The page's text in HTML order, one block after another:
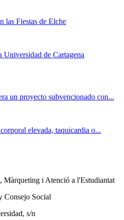
las Fiestas de Elche
de Cartagena
un proyecto subvencionado con...
elevada, taquicardia o...
Màrqueting i Atenció a l'Estudiantat
Consejo Social
s/n